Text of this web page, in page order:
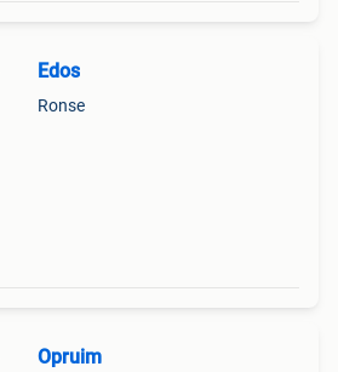
Edos
Ronse
Opruim